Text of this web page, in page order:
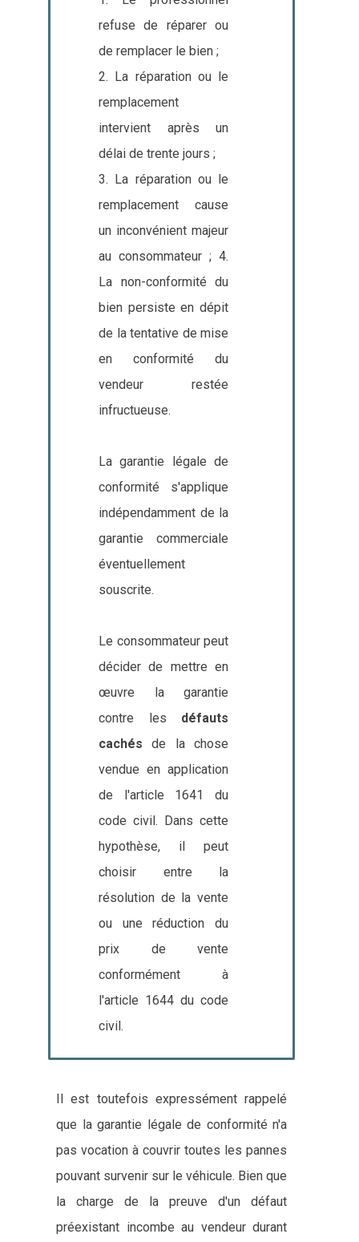
refuse de réparer ou
de remplacer le bien ;
2. La réparation ou le
remplacement
intervient après un
délai de trente jours ;
3. La réparation ou le
remplacement cause
un inconvénient majeur
au consommateur ; 4.
La non-conformité du
bien persiste en dépit
de la tentative de mise
en conformité du
vendeur restée
infructueuse.
La garantie légale de
conformité s'applique
indépendamment de la
garantie commerciale
éventuellement
souscrite.
Le consommateur peut
décider de mettre en
œuvre la garantie
contre les défauts
cachés de la chose
vendue en application
de l'article 1641 du
code civil. Dans cette
hypothèse, il peut
choisir entre la
résolution de la vente
ou une réduction du
prix de vente
conformément à
l'article 1644 du code
civil.
Il est toutefois expressément rappelé
que la garantie légale de conformité n'a
pas vocation à couvrir toutes les pannes
pouvant survenir sur le véhicule. Bien que
la charge de la preuve d'un défaut
préexistant incombe au vendeur durant